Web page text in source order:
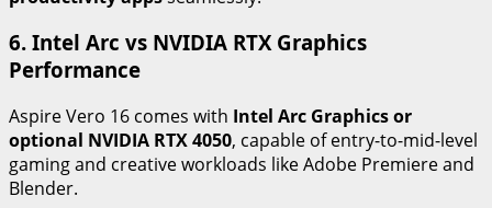
6. Intel Arc vs NVIDIA RTX Graphics
Performance
Aspire Vero 16 comes with Intel Arc Graphics or
optional NVIDIA RTX 4050, capable of entry-to-mid-level
gaming and creative workloads like Adobe Premiere and
Blender.